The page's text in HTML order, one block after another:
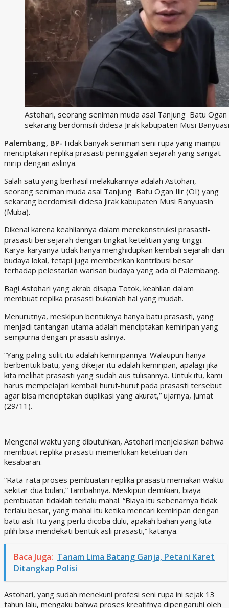
Astohari, seorang seniman muda asal Tanjung Batu
sekarang berdomisili didesa Jirak kabupaten Musi
Palembang, BP-Tidak banyak seniman seni rupa yang mampu
menciptakan replika prasasti peninggalan sejarah yang sangat
mirip dengan aslinya.
Salah satu yang berhasil melakukannya adalah Astohari,
seorang seniman muda asal Tanjung Batu Ogan Ilir (OI) yang
sekarang berdomisili didesa Jirak kabupaten Musi Banyuasin
(Muba).
Dikenal karena keahliannya dalam merekonstruksi prasasti-
prasasti bersejarah dengan tingkat ketelitian yang tinggi.
Karya-karyanya tidak hanya menghidupkan kembali sejarah dan
budaya lokal, tetapi juga memberikan kontribusi besar
terhadap pelestarian warisan budaya yang ada di Palembang.
Bagi Astohari yang akrab disapa Totok, keahlian dalam
membuat replika prasasti bukanlah hal yang mudah.
Menurutnya, meskipun bentuknya hanya batu prasasti, yang
menjadi tantangan utama adalah menciptakan kemiripan yang
sempurna dengan prasasti aslinya.
“Yang paling sulit itu adalah kemiripannya. Walaupun hanya
berbentuk batu, yang dikejar itu adalah kemiripan, apalagi jika
kita melihat prasasti yang sudah aus tulisannya. Untuk itu, kami
harus mempelajari kembali huruf-huruf pada prasasti tersebut
agar bisa menciptakan duplikasi yang akurat,” ujarnya, Jumat
(29/11).
Mengenai waktu yang dibutuhkan, Astohari menjelaskan bahwa
membuat replika prasasti memerlukan ketelitian dan
kesabaran.
“Rata-rata proses pembuatan replika prasasti memakan waktu
sekitar dua bulan,” tambahnya. Meskipun demikian, biaya
pembuatan tidaklah terlalu mahal. “Biaya itu sebenarnya tidak
terlalu besar, yang mahal itu ketika mencari kemiripan dengan
batu asli. Itu yang perlu dicoba dulu, apakah bahan yang kita
pilih bisa mendekati bentuk asli prasasti,” katanya.
Baca Juga: Tanam Lima Batang Ganja, Petani Karet
Ditangkap Polisi
Astohari, yang sudah menekuni profesi seni rupa ini sejak 13
tahun lalu, mengaku bahwa proses kreatifnya dipengaruhi oleh